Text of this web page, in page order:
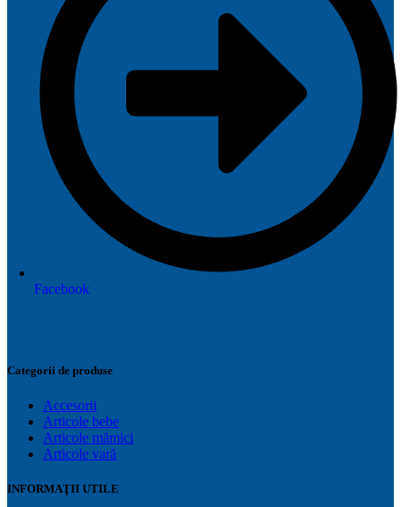
Facebook
Categorii de produse
Accesorii
Articole bebe
Articole mămici
Articole vară
INFORMAŢII UTILE